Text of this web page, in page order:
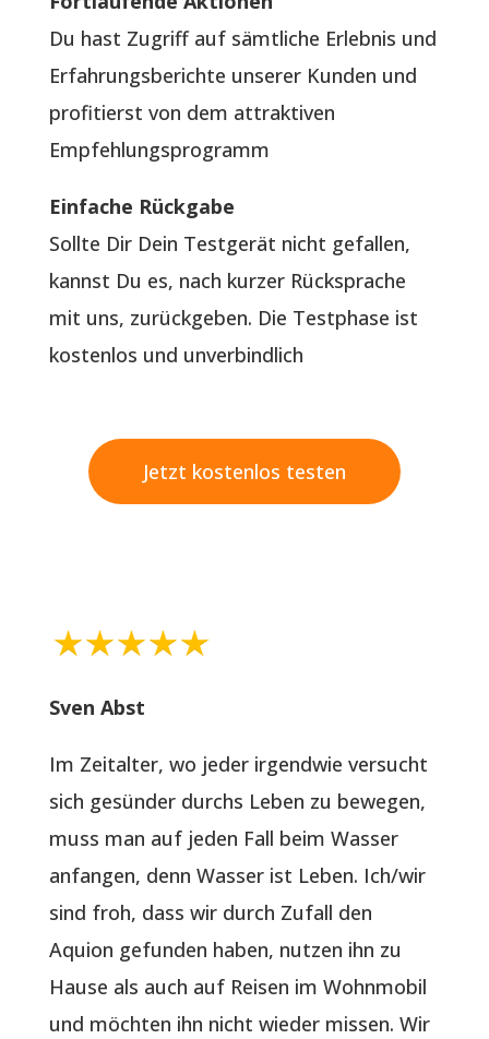
Du hast Zugriff auf sämtliche Erlebnis und
Erfahrungsberichte unserer Kunden und
profitierst von dem attraktiven
Empfehlungsprogramm
Einfache Rückgabe
Sollte Dir Dein Testgerät nicht gefallen,
kannst Du es, nach kurzer Rücksprache
mit uns, zurückgeben. Die Testphase ist
kostenlos und unverbindlich
Jetzt kostenlos testen
Sven Abst
Im Zeitalter, wo jeder irgendwie versucht
sich gesünder durchs Leben zu bewegen,
muss man auf jeden Fall beim Wasser
anfangen, denn Wasser ist Leben. Ich/wir
sind froh, dass wir durch Zufall den
Aquion gefunden haben, nutzen ihn zu
Hause als auch auf Reisen im Wohnmobil
und möchten ihn nicht wieder missen. Wir